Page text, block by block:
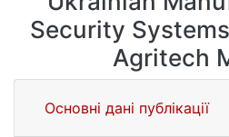
Security
Agritech
Основні дані публікації